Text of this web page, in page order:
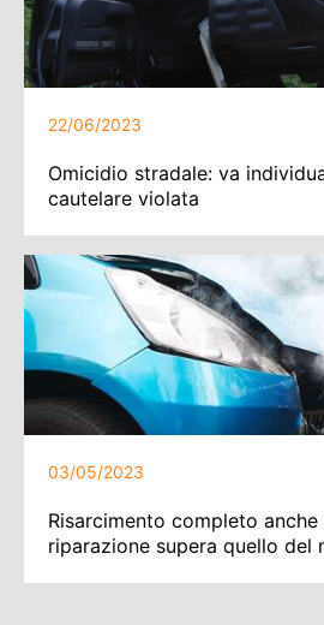
22/06/2023
Omicidio stradale: va
cautelare violata
03/05/2023
Risarcimento completo
riparazione supera quello del